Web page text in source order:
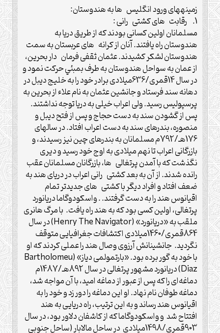
زمینه‏های ورود انگلیس ها به هندوستان:
1. رقابت های کشتی رانی :
مسلمانان اولین کسانی بودند که از طریق دریا به
هندوستان راه یافتند. آنان از کرانه های عربستان به سمت
هندوستان لشکر کشیدند. عثمان ثقفی فرمان دار بحرین،
از عمان به سواحل هندوستان به طرف بمبئي حركت نمود و
در سال 14قمری/636میلادی برادر خود را به خلیج دیبل در
دهانه سند فرستاد و جانشین عثمان به نام علاء از بحرین به
پرسپولیس رسید. ولی اعراب خیلی به دریا توجه نداشتند.
پس از گشودن سند به دست حجاج و پس از فتح دیبل و
منصوره، بندرهای سند به دست اعراب افتاد. در سالهای
176هـ/792م مسلمانان به بندرهای چین نیز رسیدند، و
بازرگانی اعراب تا نهم میلادی به اوج خود رسید و دیری
نگذشت که با آمدن پرتغالی ها، بازرگانان مسلمانان عقب
رانده شدند. از آن به بعد کشتی رانی اعراب در دریای هند به
ضعف افتاد و افراد دیگر با کشتی های جدیدتر تمام
اقیانوس هند را به دست گرفتند. . واسکودوگاما دریانورد
پرتغالی، اولین کسی بود که به هند راه یافت. با مرگ هانری
ملقب به «دریانورد» (Henry The Navigator) در سال
864قمری/1460میلادی اکتشافات جغرافیایی متوقف
نگردید. جانشینانش آرزوی وصال هند را عملی کردند که او
با خود به گور برده بود. «بارتمولمی دیاز» (Bartholomeu
Diaz) دریانورد مشهور پرتغالی در سال 892هـ/1487م
دماغه‌ای را که پس از عبور از دماغه امید، با آن مواجه شد،
دماغه طوفان نام نهاد. او این دماغه را دور زد و خود را به
اقیانوس هند رساند و به این ترتیب، راه دریایی به هند
افتتاح شد و واسکودوگاما که از کاشفان دلاور بود، در سال
903قمری/1498میلادی در ساحل مالابار (ساحل جنوبی